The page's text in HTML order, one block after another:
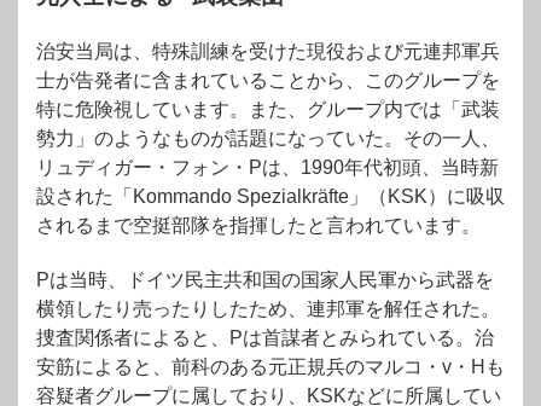
治安当局は、特殊訓練を受けた現役および元連邦軍兵
士が告発者に含まれていることから、このグループを
特に危険視しています。また、グループ内では「武装
勢力」のようなものが話題になっていた。その一人、
リュディガー・フォン・Pは、1990年代初頭、当時新
設された「Kommando Spezialkräfte」（KSK）に吸収
されるまで空挺部隊を指揮したと言われています。
Pは当時、ドイツ民主共和国の国家人民軍から武器を
横領したり売ったりしたため、連邦軍を解任された。
捜査関係者によると、Pは首謀者とみられている。治
安筋によると、前科のある元正規兵のマルコ・v・Hも
容疑者グループに属しており、KSKなどに所属してい